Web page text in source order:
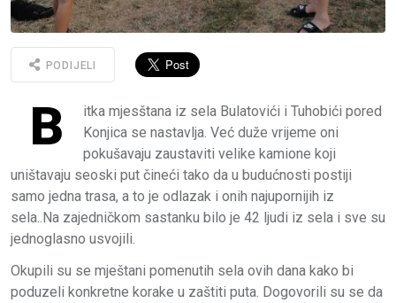
PODIJELI
B
itka mjesštana iz sela Bulatovići i Tuhobići pored
Konjica se nastavlja. Već duže vrijeme oni
pokušavaju zaustaviti velike kamione koji
uništavaju seoski put čineći tako da u budućnosti postiji
samo jedna trasa, a to je odlazak i onih najupornijih iz
sela..Na zajedničkom sastanku bilo je 42 ljudi iz sela i sve su
jednoglasno usvojili.
Okupili su se mještani pomenutih sela ovih dana kako bi
poduzeli konkretne korake u zaštiti puta. Dogovorili su se da